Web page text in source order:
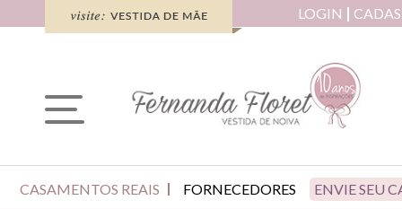
LOGIN
CASAMENTOS REAIS FORNECEDORES ENVIE SEU